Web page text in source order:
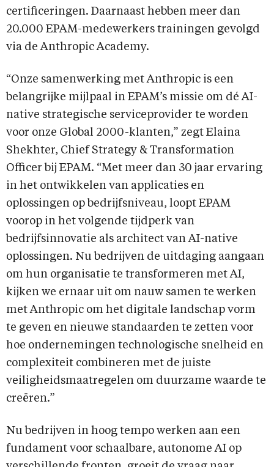
certificeringen. Daarnaast hebben meer dan
20.000 EPAM-medewerkers trainingen gevolgd
via de Anthropic Academy.
“Onze samenwerking met Anthropic is een
belangrijke mijlpaal in EPAM’s missie om dé AI-
native strategische serviceprovider te worden
voor onze Global 2000-klanten,” zegt Elaina
Shekhter, Chief Strategy & Transformation
Officer bij EPAM. “Met meer dan 30 jaar ervaring
in het ontwikkelen van applicaties en
oplossingen op bedrijfsniveau, loopt EPAM
voorop in het volgende tijdperk van
bedrijfsinnovatie als architect van AI-native
oplossingen. Nu bedrijven de uitdaging aangaan
om hun organisatie te transformeren met AI,
kijken we ernaar uit om nauw samen te werken
met Anthropic om het digitale landschap vorm
te geven en nieuwe standaarden te zetten voor
hoe ondernemingen technologische snelheid en
complexiteit combineren met de juiste
veiligheidsmaatregelen om duurzame waarde te
creëren.”
Nu bedrijven in hoog tempo werken aan een
fundament voor schaalbare, autonome AI op